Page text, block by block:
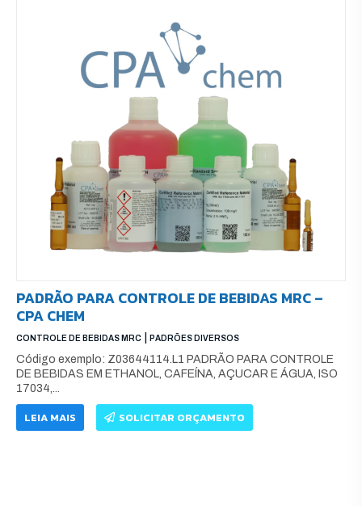
PADRÃO PARA CONTROLE DE BEBIDAS MRC –
CPA CHEM
CONTROLE DE BEBIDAS MRC PADRÕES DIVERSOS
Código exemplo: Z03644114.L1 PADRÃO PARA CONTROLE
DE BEBIDAS EM ETHANOL, CAFEÍNA, AÇUCAR E ÁGUA, ISO
17034,...
LEIA MAIS SOLICITAR ORÇAMENTO